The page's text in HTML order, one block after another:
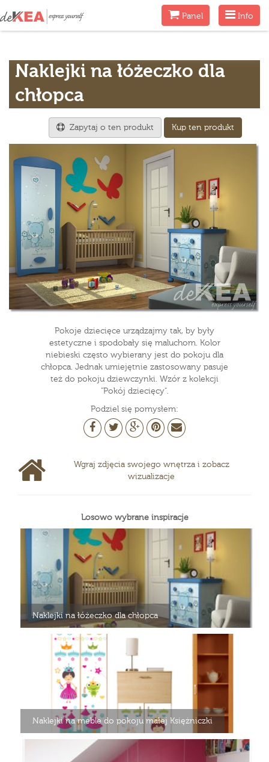
Menu
Info
MenuPanel
Naklejki na łóżeczko dla
chłopca
Zapytaj o ten produkt Kup ten produkt
Pokoje dziecięce urządzajmy tak, by były
estetyczne i spodobały się maluchom. Kolor
niebieski często wybierany jest do pokoju dla
chłopca. Jednak umiejętnie zastosowany pasuje
też do pokoju dziewczynki. Wzór z kolekcji
"Pokój dziecięcy".
Podziel się pomysłem:
Wgraj zdjęcia swojego wnętrza i zobacz
wizualizacje
Losowo wybrane inspiracje
Naklejki na łóżeczko dla chłopca
Naklejki na meble do pokoju małej Księżniczki